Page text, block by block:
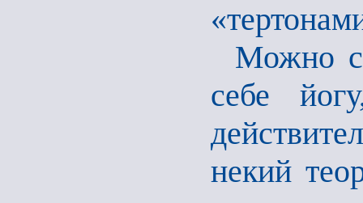
Можно
себе
некий